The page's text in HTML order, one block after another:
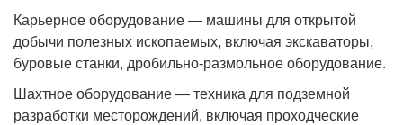
Карьерное оборудование — машины для открытой
добычи полезных ископаемых, включая экскаваторы,
буровые станки, дробильно-размольное оборудование.
Шахтное оборудование — техника для подземной
разработки месторождений, включая проходческие